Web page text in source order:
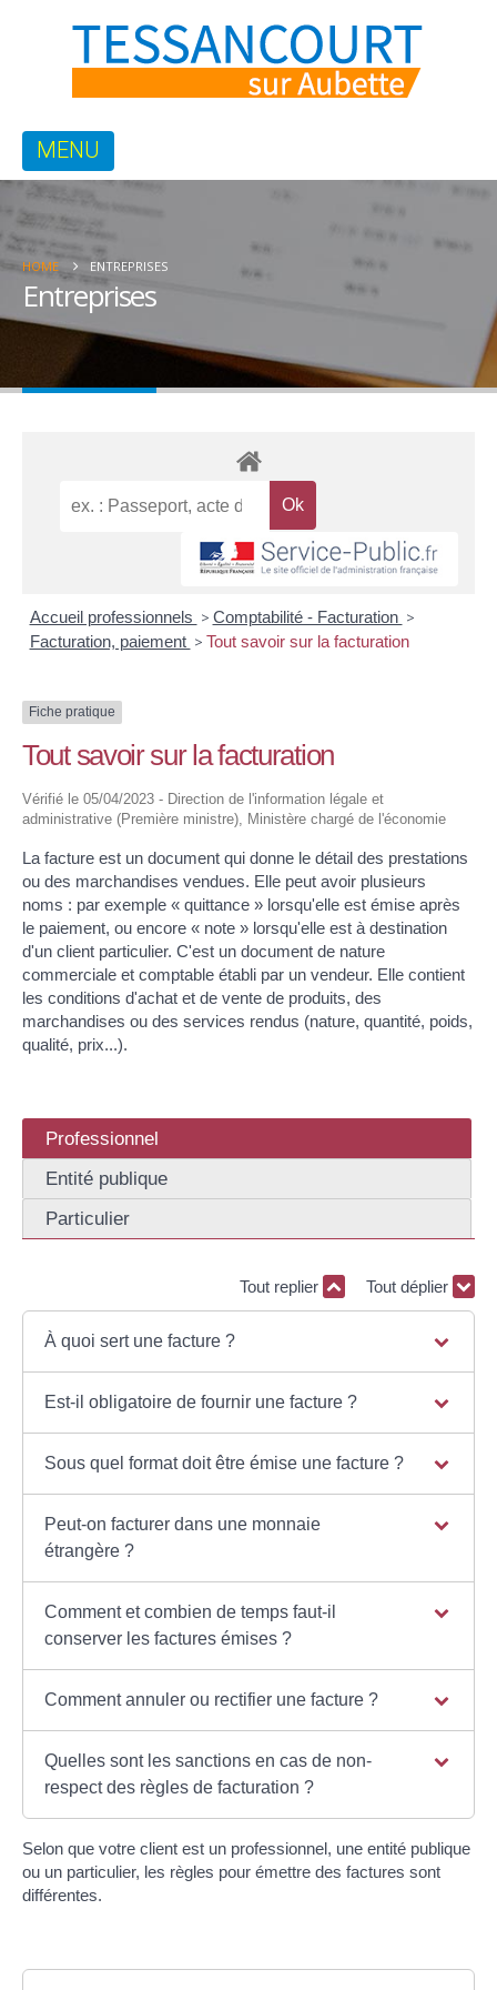
HOME ENTREPRISES
Entreprises
Accueil professionnels > Comptabilité - Facturation >
Facturation, paiement > Tout savoir sur la facturation
Fiche pratique
Tout savoir sur la facturation
Vérifié le 05/04/2023 - Direction de l'information légale et
administrative (Première ministre), Ministère chargé de l'économie
La facture est un document qui donne le détail des prestations
ou des marchandises vendues. Elle peut avoir plusieurs
noms : par exemple « quittance » lorsqu'elle est émise après
le paiement, ou encore « note » lorsqu'elle est à destination
d'un client particulier. C'est un document de nature
commerciale et comptable établi par un vendeur. Elle contient
les conditions d'achat et de vente de produits, des
marchandises ou des services rendus (nature, quantité, poids,
qualité, prix...).
Professionnel
Entité publique
Particulier
Tout replier Tout déplier
À quoi sert une facture ?
Est-il obligatoire de fournir une facture ?
Sous quel format doit être émise une facture ?
Peut-on facturer dans une monnaie
étrangère ?
Comment et combien de temps faut-il
conserver les factures émises ?
Comment annuler ou rectifier une facture ?
Quelles sont les sanctions en cas de non-
respect des règles de facturation ?
Selon que votre client est un professionnel, une entité publique
ou un particulier, les règles pour émettre des factures sont
différentes.